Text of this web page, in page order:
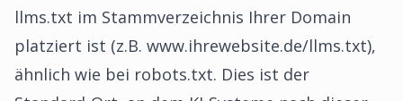
llms.txt im Stammverzeichnis Ihrer Domain
platziert ist (z.B. www.ihrewebsite.de/llms.txt),
ähnlich wie bei robots.txt. Dies ist der